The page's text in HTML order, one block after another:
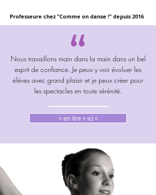
Professeure chez "Comme on danse !" depuis 2016
Nous travaillons main dans la main dans un bel
esprit de confiance. Je peux y voir évoluer les
élèves avec grand plaisir et je peux créer pour
les spectacles en toute sérénité.
> en lire + ici <